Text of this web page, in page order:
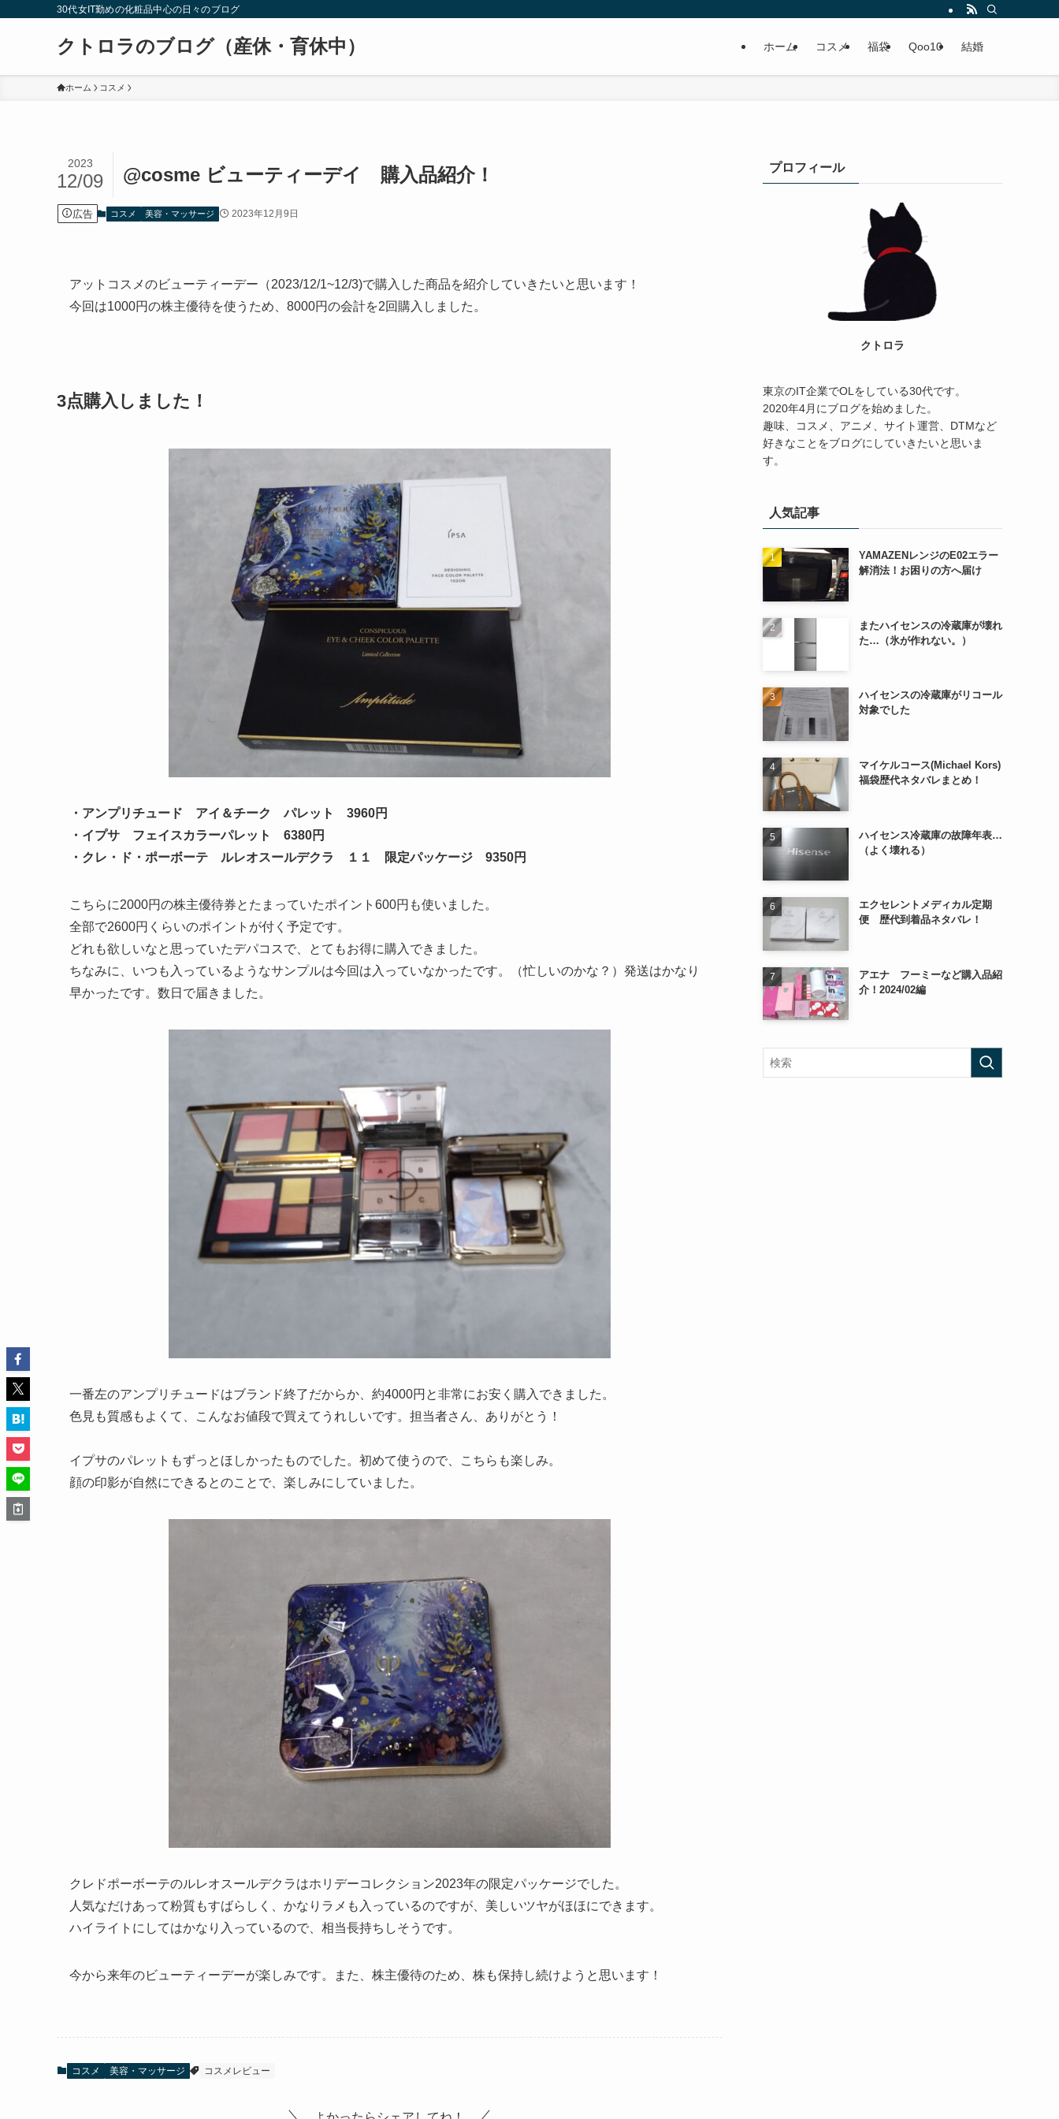
30代女IT勤めの化粧品中心の日々のブログ
クトロラのブログ（産休・育休中） ホーム コスメ 福袋 Qoo10 結婚
ホーム コスメ
@cosme ビューティーデイ 購入品紹介！
2023
12/09
広告 コスメ 美容・マッサージ 2023年12月9日
アットコスメのビューティーデー（2023/12/1~12/3)で購入した商品を紹介していきたいと思います！
今回は1000円の株主優待を使うため、8000円の会計を2回購入しました。
3点購入しました！
・アンプリチュード アイ＆チーク パレット 3960円
・イプサ フェイスカラーパレット 6380円
・クレ・ド・ポーボーテ ルレオスールデクラ １１ 限定パッケージ
9350円
こちらに2000円の株主優待券とたまっていたポイント600円も使いました。
全部で2600円くらいのポイントが付く予定です。
どれも欲しいなと思っていたデパコスで、とてもお得に購入できました。
ちなみに、いつも入っているようなサンプルは今回は入っていなかったです。（忙しいのかな？）発送はかなり
早かったです。数日で届きました。
一番左のアンプリチュードはブランド終了だからか、約4000円と非常にお安く購入できました。
色見も質感もよくて、こんなお値段で買えてうれしいです。担当者さん、ありがとう！
イプサのパレットもずっとほしかったものでした。初めて使うので、こちらも楽しみ。
顔の印影が自然にできるとのことで、楽しみにしていました。
クレドポーボーテのルレオスールデクラはホリデーコレクション2023年の限定パッケージでした。
人気なだけあって粉質もすばらしく、かなりラメも入っているのですが、美しいツヤがほほにできます。
ハイライトにしてはかなり入っているので、相当長持ちしそうです。
今から来年のビューティーデーが楽しみです。また、株主優待のため、株も保持し続けようと思います！
コスメ 美容・マッサージ コスメレビュー
プロフィール
クトロラ
東京のIT企業でOLをしている30代です。
2020年4月にブログを始めました。
趣味、コスメ、アニメ、サイト運営、DTMなど
好きなことをブログにしていきたいと思いま
す。
人気記事
YAMAZENレンジのE02エラー
解消法！お困りの方へ届け
またハイセンスの冷蔵庫が壊れ
た…（氷が作れない。）
ハイセンスの冷蔵庫がリコール
対象でした
マイケルコース(Michael Kors)
福袋歴代ネタバレまとめ！
ハイセンス冷蔵庫の故障年表…
（よく壊れる）
エクセレントメディカル定期
便 歴代到着品ネタバレ！
アエナ フーミーなど購入品紹
介！2024/02編